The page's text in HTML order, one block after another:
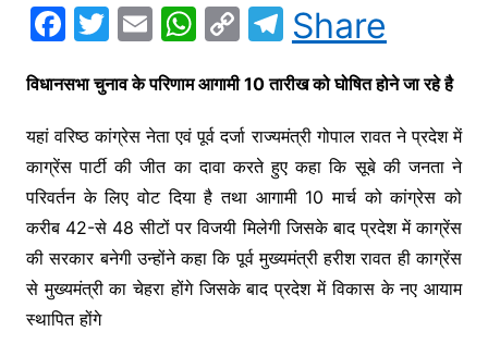
F
c
e
b
o
o
k
T
itt
er
E
ai
l
W
at
s
A
p
p
C
p
y
Li
n
k
T
el
e
gr
a
m
Share
विधानसभा चुनाव के परिणाम आगामी 10 तारीख को घोषित होने जा रहे है
यहां वरिष्ठ कांग्रेस नेता एवं पूर्व दर्जा राज्यमंत्री गोपाल रावत ने प्रदेश में
काग्रेंस पार्टी की जीत का दावा करते हुए कहा कि सूबे की जनता ने
परिवर्तन के लिए वोट दिया है तथा आगामी 10 मार्च को कांग्रेस को
करीब 42-से 48 सीटों पर विजयी मिलेगी जिसके बाद प्रदेश में काग्रेंस
की सरकार बनेगी उन्होंने कहा कि पूर्व मुख्यमंत्री हरीश रावत ही काग्रेंस
से मुख्यमंत्री का चेहरा होंगे जिसके बाद प्रदेश में विकास के नए आयाम
स्थापित होंगे